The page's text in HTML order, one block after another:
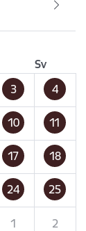
Sv
3 4
10 11
17 18
24 25
1 2